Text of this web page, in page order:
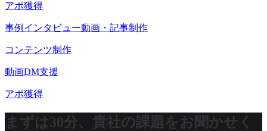
アポ獲得
事例インタビュー動画・記事制作
コンテンツ制作
動画DM支援
アポ獲得
まずは30分、貴社の課題をお聞かせく